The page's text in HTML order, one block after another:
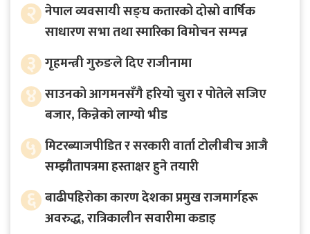
२ नेपाल व्यवसायी सङ्घ कतारको दोस्रो वार्षिक
साधारण सभा तथा स्मारिका विमोचन सम्पन्न
३ गृहमन्त्री गुरुङले दिए राजीनामा
४ साउनको आगमनसँगै हरियो चुरा र पोतेले सजिए
बजार, किन्नेको लाग्यो भीड
५ मिटरब्याजपीडित र सरकारी वार्ता टोलीबीच आजै
सम्झौतापत्रमा हस्ताक्षर हुने तयारी
६ बाढीपहिरोका कारण देशका प्रमुख राजमार्गहरू
अवरुद्ध, रात्रिकालीन सवारीमा कडाइ